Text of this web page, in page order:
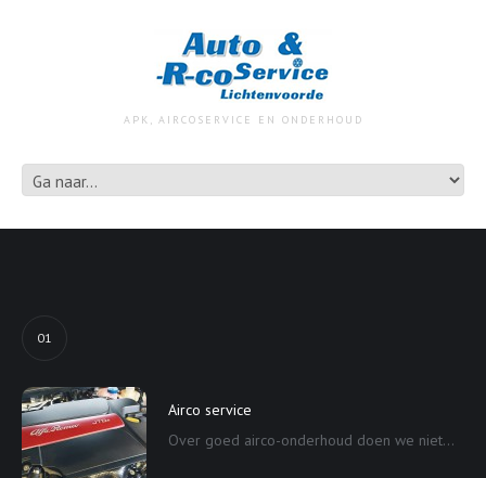
APK, AIRCOSERVICE EN ONDERHOUD
01
Airco service
Over goed airco-onderhoud doen we niet...